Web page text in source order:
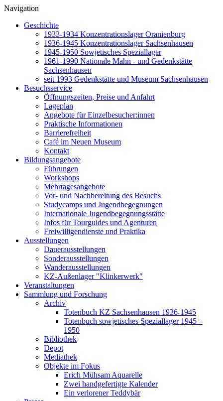
Navigation
Geschichte
1933-1934 Konzentrationslager Oranienburg
1936-1945 Konzentrationslager Sachsenhausen
1945-1950 Sowjetisches Speziallager
1961-1990 Nationale Mahn - und Gedenkstätte
Sachsenhausen
seit 1993 Gedenkstätte und Museum Sachsenhausen
Besuchsservice
Öffnungszeiten, Preise und Anfahrt
Lageplan
Angebote für Einzelbesucher:innen
Praktische Informationen
Barrierefreiheit
Café im Neuen Museum
Kontakt
Bildungsangebote
Führungen
Workshops
Mehrtagesangebote
Vor- und Nachbereitung des Besuchs
Studycamps und Jugendbegegnungen
Internationale Jugendbegegnungsstätte
Infos für Tourguides und Agenturen
Freiwilligendienste und Praktika
Ausstellungen
Dauerausstellungen
Sonderausstellungen
Wanderausstellungen
KZ-Außenlager "Klinkerwerk"
Veranstaltungen
Sammlung und Forschung
Archiv
Totenbuch KZ Sachsenhausen 1936-1945
Totenbuch sowjetisches Speziallager 1945 –
1950
Bibliothek
Depot
Mediathek
Objekte im Fokus
Erich Mühsam Aquarelle
Zwei handgefertigte Kalender
Ein verlorener Teddybär